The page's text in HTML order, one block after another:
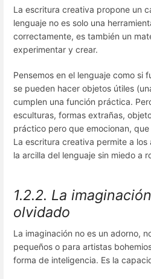
La escritura creativa propone un
lenguaje no es solo una
correctamente, es también un
experimentar y crear.
Pensemos en el lenguaje como si
se pueden hacer objetos útiles
cumplen una función práctica.
esculturas, formas extrañas,
práctico pero que emocionan,
La escritura creativa permite a los
la arcilla del lenguaje sin miedo a
1.2.2. La
olvidado
La imaginación no es un adorno,
pequeños o para artistas
forma de inteligencia. Es la